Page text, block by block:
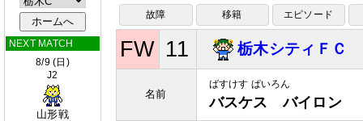
NEXT MATCH
8/9 (日)
J2
山形戦
故障 移籍 エピソード
FW 11 栃木シティＦＣ
名前
ばすけす ぱいろん
バスケス バイロン